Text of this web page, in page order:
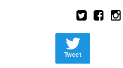
Tweet